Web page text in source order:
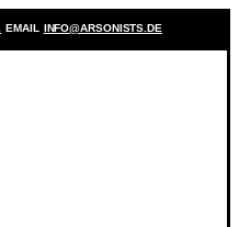
EMAIL INFO@ARSONISTS.DE